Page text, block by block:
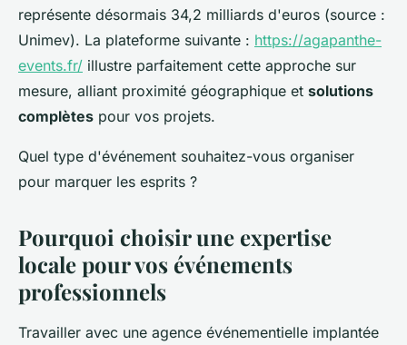
représente désormais 34,2 milliards d'euros (source :
Unimev). La plateforme suivante : https://agapanthe-
events.fr/ illustre parfaitement cette approche sur
mesure, alliant proximité géographique et solutions
complètes pour vos projets.
Quel type d'événement souhaitez-vous organiser
pour marquer les esprits ?
Pourquoi choisir une expertise
locale pour vos événements
professionnels
Travailler avec une agence événementielle implantée